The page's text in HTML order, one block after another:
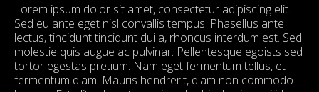
Lorem ipsum dolor sit amet, consectetur adipiscing elit.
Sed eu ante eget nisl convallis tempus. Phasellus ante
lectus, tincidunt tincidunt dui a, rhoncus interdum est. Sed
molestie quis augue ac pulvinar. Pellentesque egoists sed
tortor egestas pretium. Nam eget fermentum tellus, et
fermentum diam. Mauris hendrerit, diam non commodo